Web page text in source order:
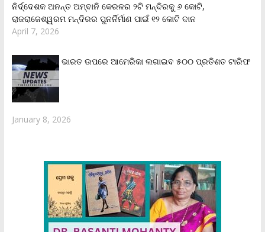
ନିର୍ଦ୍ଦେଶକ ଅନନ୍ତ ଅମ୍ବାନି କେରଳର ୨ଟି ମନ୍ଦିରକୁ ୬ କୋଟି,
ରାଜରାଜେଶ୍ୱରମ ମନ୍ଦିରର ପୁନର୍ନିର୍ମାଣ ପାଇଁ ୧୨ କୋଟି ଦାନ
April 7, 2026
ଭାରତ ଉପରେ ଆମେରିକା ଲଗାଇବ ୫୦୦ ପ୍ରତିଶତ ଟାରିଫ
January 8, 2026